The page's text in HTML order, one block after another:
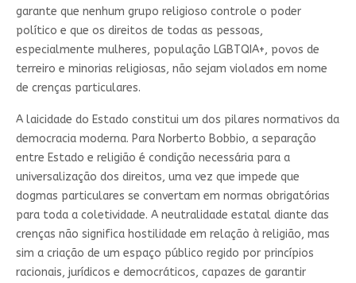
garante que nenhum grupo religioso controle o poder
político e que os direitos de todas as pessoas,
especialmente mulheres, população LGBTQIA+, povos de
terreiro e minorias religiosas, não sejam violados em nome
de crenças particulares.
A laicidade do Estado constitui um dos pilares normativos da
democracia moderna. Para Norberto Bobbio, a separação
entre Estado e religião é condição necessária para a
universalização dos direitos, uma vez que impede que
dogmas particulares se convertam em normas obrigatórias
para toda a coletividade. A neutralidade estatal diante das
crenças não significa hostilidade em relação à religião, mas
sim a criação de um espaço público regido por princípios
racionais, jurídicos e democráticos, capazes de garantir